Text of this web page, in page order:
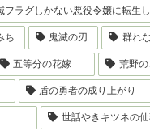
フラグしかない悪役令嬢に転生
ち 鬼滅の刃 群れ
五等分の花嫁 荒野
盾の勇者の成り上がり
世話やきキツネの